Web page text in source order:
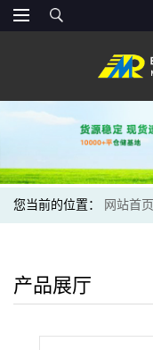
您当前的位置： 网站首页
产品展厅